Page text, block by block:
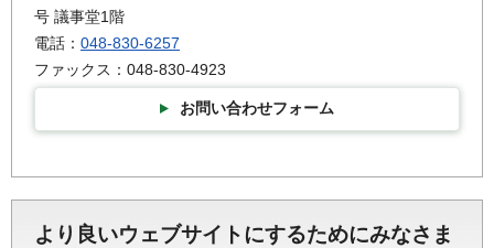
号 議事堂1階
電話： 048-830-6257
ファックス：048-830-4923
お問い合わせフォーム
より良いウェブサイトにするためにみなさま